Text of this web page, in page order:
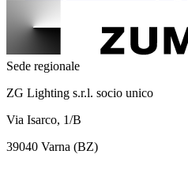
Sede regionale
ZG Lighting s.r.l. socio unico
Via Isarco, 1/B
39040 Varna (BZ)